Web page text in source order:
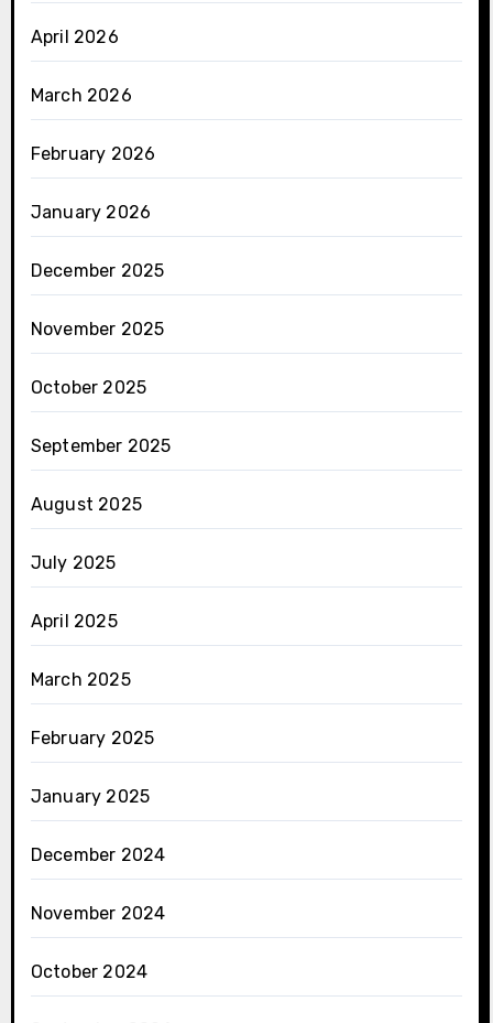
April 2026
March 2026
February 2026
January 2026
December 2025
November 2025
October 2025
September 2025
August 2025
July 2025
April 2025
March 2025
February 2025
January 2025
December 2024
November 2024
October 2024